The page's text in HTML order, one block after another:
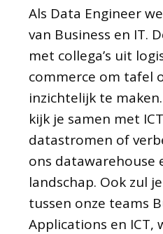
Als Data Engineer
van Business en IT.
met collega’s uit
commerce om tafel
inzichtelijk te
kijk je samen met
datastromen of
ons datawarehouse
landschap. Ook zul
tussen onze teams
Applications en ICT,